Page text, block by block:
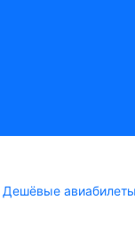
Дешёвые авиабилеты